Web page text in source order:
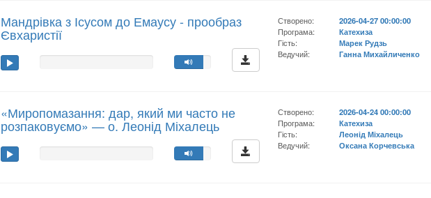
Мандрівка з Ісусом до Емаусу - прообраз
Євхаристії
Створено:
2026-04-27 00:00:00
Програма:
Катехиза
Гість:
Марек Рудзь
Ведучий:
Ганна Михайличенко
«Миропомазання: дар, який ми часто не
розпаковуємо» — о. Леонід Міхалець
Створено:
2026-04-24 00:00:00
Програма:
Катехиза
Гість:
Леонід Міхалець
Ведучий:
Оксана Корчевська